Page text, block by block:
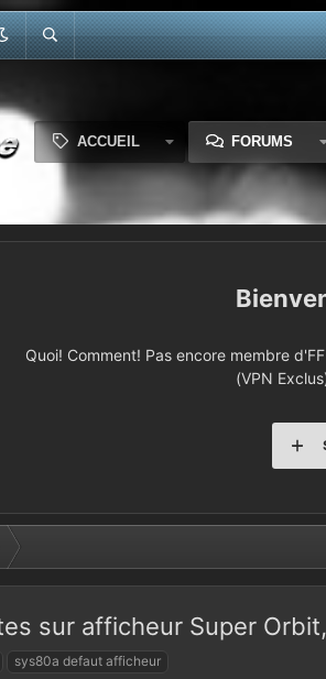
ACCUEIL FORUMS
Quoi! Comment! Pas encore membre
(VPN
sur afficheur Super Orbit,
sys80a defaut afficheur